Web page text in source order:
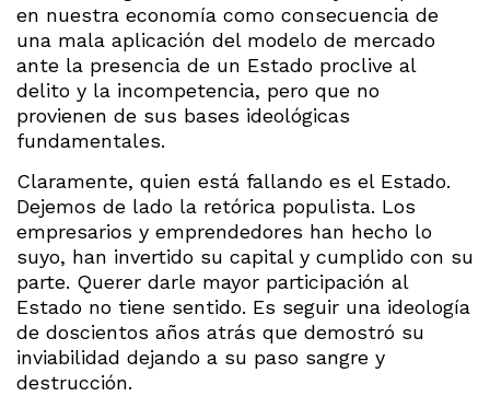
en nuestra economía como consecuencia de
una mala aplicación del modelo de mercado
ante la presencia de un Estado proclive al
delito y la incompetencia, pero que no
provienen de sus bases ideológicas
fundamentales.
Claramente, quien está fallando es el Estado.
Dejemos de lado la retórica populista. Los
empresarios y emprendedores han hecho lo
suyo, han invertido su capital y cumplido con su
parte. Querer darle mayor participación al
Estado no tiene sentido. Es seguir una ideología
de doscientos años atrás que demostró su
inviabilidad dejando a su paso sangre y
destrucción.